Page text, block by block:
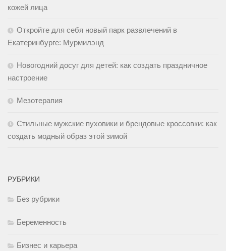
кожей лица
Откройте для себя новый парк развлечений в
Екатеринбурге: Мурмилэнд
Новогодний досуг для детей: как создать праздничное
настроение
Мезотерапия
Стильные мужские пуховики и брендовые кроссовки: как
создать модный образ этой зимой
РУБРИКИ
Без рубрики
Беременность
Бизнес и карьера